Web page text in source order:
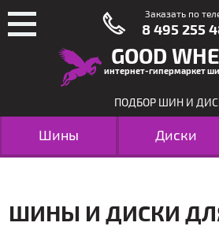
GOOD
интернет-гипермаркет
ПОДБОР ШИН И
Шины Диски
ШИНЫ И ДИСКИ
Заказать по
8 495 255